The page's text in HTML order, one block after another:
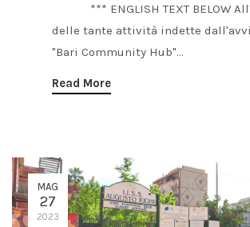
*** ENGLISH TEXT BELOW
delle tante attività indette
"Bari Community Hub"...
Read More
MAG
27
2023